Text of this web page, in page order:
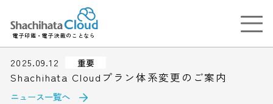
電子印鑑・電子決裁のことなら
2025.09.12 重要
Shachihata Cloudプラン体系変更のご案内
ニュース一覧へ